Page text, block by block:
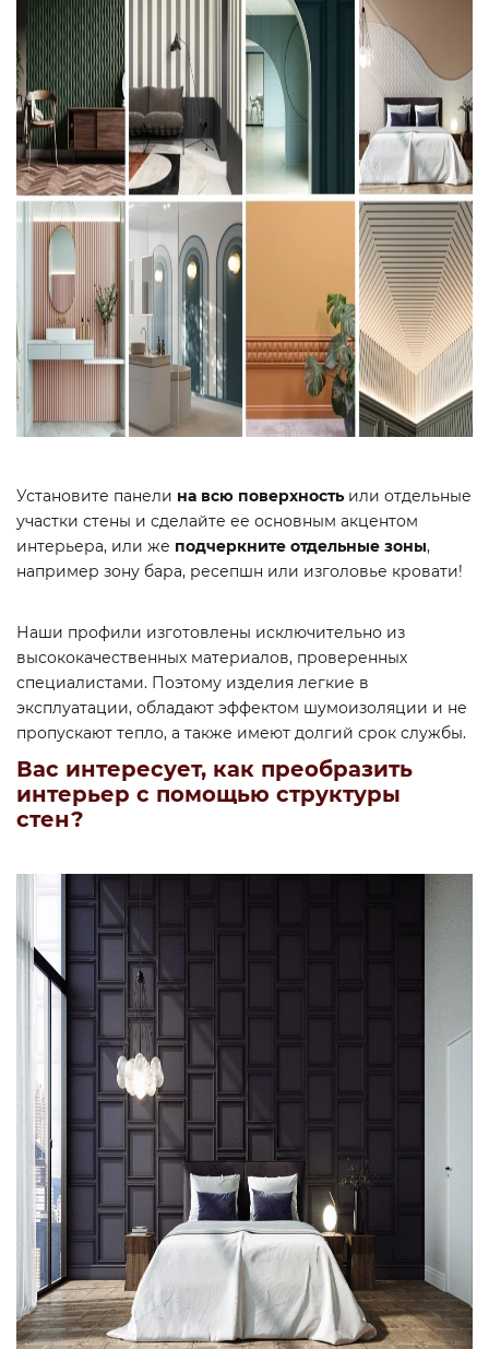
Установите панели на всю поверхность или отдельные
участки стены и сделайте ее основным акцентом
интерьера, или же подчеркните отдельные зоны,
например зону бара, ресепшн или изголовье кровати!
Наши профили изготовлены исключительно из
высококачественных материалов, проверенных
специалистами. Поэтому изделия легкие в
эксплуатации, обладают эффектом шумоизоляции и не
пропускают тепло, а также имеют долгий срок службы.
Вас интересует, как преобразить
интерьер с помощью структуры
стен?